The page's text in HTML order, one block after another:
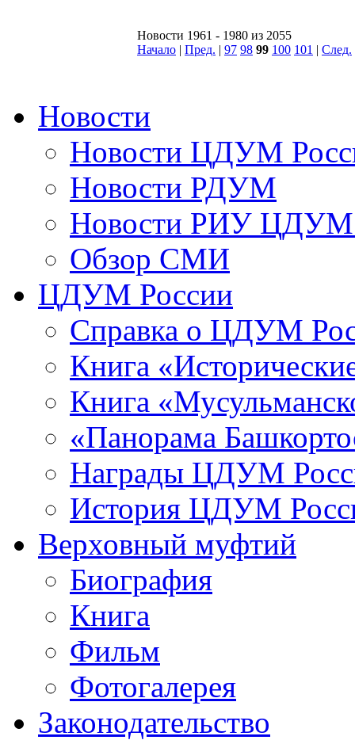
Новости 1961 - 1980 из 2055
Начало | Пред. | 97 98 99 100 101 | След.
Новости
Новости ЦДУМ
Новости РДУМ
Новости РИУ ЦДУМ
Обзор СМИ
ЦДУМ России
Справка о ЦДУМ
Книга
Книга
«Панорама
Награды ЦДУМ
История ЦДУМ
Верховный муфтий
Биография
Книга
Фильм
Фотогалерея
Законодательство